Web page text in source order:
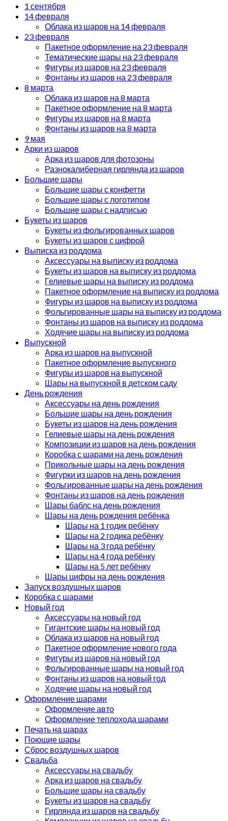
1 сентября
14 февраля
Облака из шаров на 14 февраля
23 февраля
Пакетное оформление на 23 февраля
Тематические шары на 23 февраля
Фигуры из шаров на 23 февраля
Фонтаны из шаров на 23 февраля
8 марта
Облака из шаров на 8 марта
Пакетное оформление на 8 марта
Фигуры из шаров на 8 марта
Фонтаны из шаров на 8 марта
9 мая
Арки из шаров
Арка из шаров для фотозоны
Разнокалиберная гирлянда из шаров
Большие шары
Большие шары с конфетти
Большие шары с логотипом
Большие шары с надписью
Букеты из шаров
Букеты из фольгированных шаров
Букеты из шаров с цифрой
Выписка из роддома
Аксессуары на выписку из роддома
Букеты из шаров на выписку из роддома
Гелиевые шары на выписку из роддома
Пакетное оформление на выписку из роддома
Фигуры из шаров на выписку из роддома
Фольгированные шары на выписку из роддома
Фонтаны из шаров на выписку из роддома
Ходячие шары на выписку из роддома
Выпускной
Арка из шаров на выпускной
Пакетное оформление выпускного
Фигуры из шаров на выпускной
Шары на выпускной в детском саду
День рождения
Аксессуары на день рождения
Большие шары на день рождения
Букеты из шаров на день рождения
Гелиевые шары на день рождения
Композиции из шаров на день рождения
Коробка с шарами на день рождения
Прикольные шары на день рождения
Фигурки из шаров на день рождения
Фольгированные шары на день рождения
Фонтаны из шаров на день рождения
Шары баблс на день рождения
Шары на день рождения ребёнка
Шары на 1 годик ребёнку
Шары на 2 годика ребёнку
Шары на 3 года ребёнку
Шары на 4 года ребёнку
Шары на 5 лет ребёнку
Шары цифры на день рождения
Запуск воздушных шаров
Коробка с шарами
Новый год
Аксессуары на новый год
Гигантские шары на новый год
Облака из шаров на новый год
Пакетное оформление нового года
Фигуры из шаров на новый год
Фольгированные шары на новый год
Фонтаны из шаров на новый год
Ходячие шары на новый год
Оформление шарами
Оформление авто
Оформление теплохода шарами
Печать на шарах
Поющие шары
Сброс воздушных шаров
Свадьба
Аксессуары на свадьбу
Арка из шаров на свадьбу
Большие шары на свадьбу
Букеты из шаров на свадьбу
Гирлянда из шаров на свадьбу